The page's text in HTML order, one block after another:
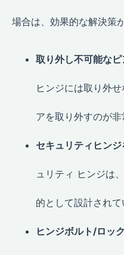
場合は、効果的な解決策
取り外し不可能な
ヒンジには取り外
アを取り外すのが非
セキュリティヒンジ
ュリティ ヒンジは
的として設計されて
ヒンジボルト/ロッ